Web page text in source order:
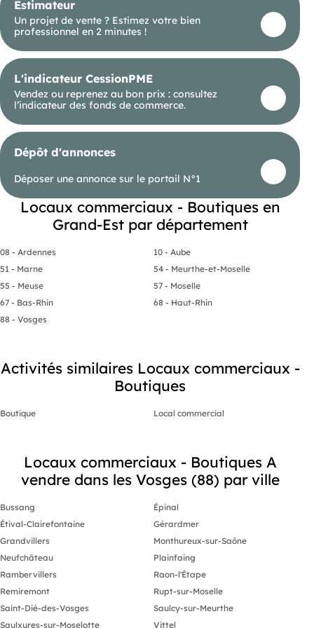
- Local entièrement rénové : vitrines, menuiseries,
sols, sanitaires... Tout est récent !
- Accessibilité PMR : Accès facilité aux personnes
d'accessibilité récente.
actuellement en réparation : tout sera
parfaitement refait pour la vente.
Un emplacement au cœur d'un tissu commerçant
dynamique
Saulxures-sur-Moselotte, commune vivante des
Hautes Vosges, bénéficie d'un environnement
attractif :
artisans installés de longue date.
solidaire.
- Une population locale fidèle et de nouveaux
habitants qui s'installent chaque année.
- Un attrait touristique croissant grâce au lac, aux
Restrictions à noter : pas d'activité de type bar ni
autres possibilités s'offrent à vous (boutique
spécialisée, profession libérale, bureau, agence,
local est une belle opportunité.
d'agence sont à la charge de l'acquéreur, soit
georisques. gouv. fr.
Entrepreneur Individuel (RSAC N°529 125 726
Greffe de EPINAL) (réf. 591057 )
Estimateur
Un projet de vente ? Estimez votre bien
professionnel en 2 minutes !
L'indicateur CessionPME
Vendez ou reprenez au bon prix : consultez
l’indicateur des fonds de commerce.
Dépôt d'annonces
Déposer une annonce sur le portail N°1
Locaux commerciaux - Boutiques en
Grand-Est par département
08 - Ardennes
10 - Aube
51 - Marne
54 - Meurthe-et-Moselle
55 - Meuse
57 - Moselle
67 - Bas-Rhin
68 - Haut-Rhin
88 - Vosges
Activités similaires Locaux commerciaux -
Boutiques
Boutique Local commercial
Locaux commerciaux - Boutiques A
vendre dans les Vosges (88) par ville
Bussang
Épinal
Étival-Clairefontaine
Gérardmer
Grandvillers
Monthureux-sur-Saône
Neufchâteau
Plainfaing
Rambervillers
Raon-l'Étape
Remiremont
Rupt-sur-Moselle
Saint-Dié-des-Vosges
Saulcy-sur-Meurthe
Saulxures-sur-Moselotte
Vittel